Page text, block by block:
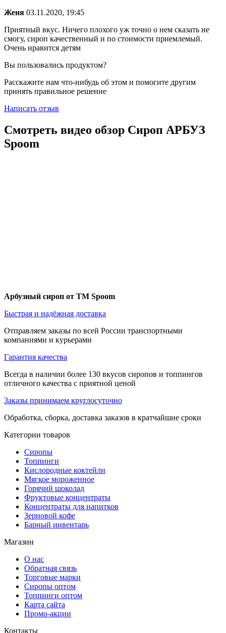
Женя 03.11.2020, 19:45
Приятный вкус. Ничего плохого уж точно о нем сказать не
смогу, сироп качественный и по стоимости приемлемый.
Очень нравится детям
Вы пользовались продуктом?
Расскажите нам что-нибудь об этом и помогите другим
принять правильное решение
Написать отзыв
Смотреть видео обзор Сироп АРБУЗ
Spoom
Арбузный сироп от ТМ Spoom
Быстрая и надёжная доставка
Отправляем заказы по всей России транспортными
компаниями и курьерами
Гарантия качества
Всегда в наличии более 130 вкусов сиропов и топпингов
отличного качества с приятной ценой
Заказы принимаем круглосуточно
Обработка, сборка, доставка заказов в кратчайшие сроки
Категории товаров
Сиропы
Топпинги
Кислородные коктейли
Мягкое мороженное
Горячий шоколад
Фруктовые концентраты
Концентраты для напитков
Зерновой кофе
Барный инвентарь
Магазин
О нас
Обратная связь
Торговые марки
Сиропы оптом
Топпинги оптом
Карта сайта
Промо-акции
Контакты